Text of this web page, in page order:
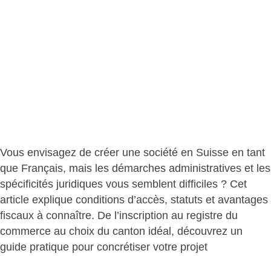
Vous envisagez de créer une société en Suisse en tant
que Français, mais les démarches administratives et les
spécificités juridiques vous semblent difficiles ? Cet
article explique conditions d’accès, statuts et avantages
fiscaux à connaître. De l’inscription au registre du
commerce au choix du canton idéal, découvrez un
guide pratique pour concrétiser votre projet